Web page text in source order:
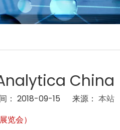
China
： 2018-09-15 来源： 本站
览会）